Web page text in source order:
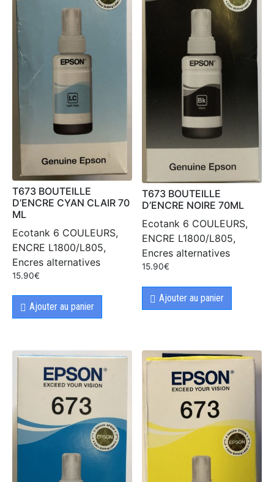
T673 BOUTEILLE
D’ENCRE CYAN CLAIR 70
ML
Ecotank 6 COULEURS,
ENCRE L1800/L805,
Encres alternatives
15.90€
Ajouter au panier
T673 BOUTEILLE
D’ENCRE NOIRE 70ML
Ecotank 6 COULEURS,
ENCRE L1800/L805,
Encres alternatives
15.90€
Ajouter au panier